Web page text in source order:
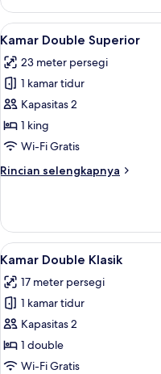
Kamar
Single
Comfort
Lihat
semua
foto
untuk
Kamar
Double
Superior
3
Kamar Double Superior
23 meter persegi
1 kamar tidur
Kapasitas 2
1 king
Wi-Fi Gratis
Rincian selengkapnya
Rincian
Kamar
Double
Superior
Lihat
semua
foto
untuk
Kamar
Double
Klasik
1
Kamar Double Klasik
17 meter persegi
1 kamar tidur
Kapasitas 2
1 double
Wi-Fi Gratis